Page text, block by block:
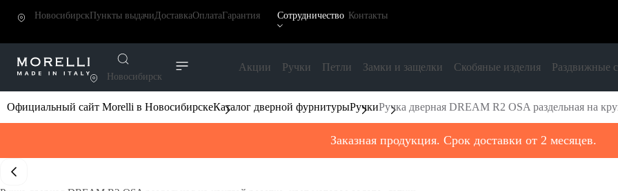
НовосибирскПункты выдачиДоставкаОплатаГарантия Сотрудничество Контакты
Новосибирск
Акции Ручки Петли Замки и защелки Скобяные изделия Раздвижные
Официальный сайт Morelli в НовосибирскеКаталог дверной фурнитурыРучкиРучка дверная DREAM R2 OSA раздельная на
Заказная продукция. Срок доставки от 2 месяцев.